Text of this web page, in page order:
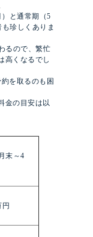
と通常期（5
珍しくありま
るので、繁忙
高くなるでし
を取るのも困
金の目安は以
末～4
円